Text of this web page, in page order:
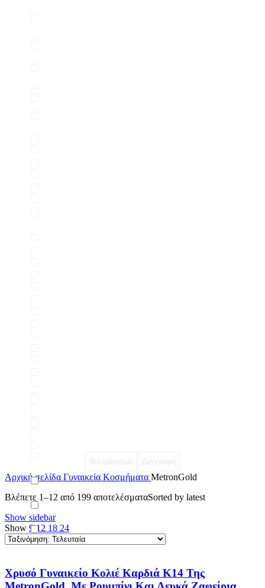
Αρχική σελίδα Γυναικεία Κοσμήματα MetronGold
Βλέπετε 1–12 από 199 αποτελέσματαSorted by latest
Show sidebar
Show 912 18 24
Χρυσό Γυναικείο Κολιέ Καρδιά Κ14 Της